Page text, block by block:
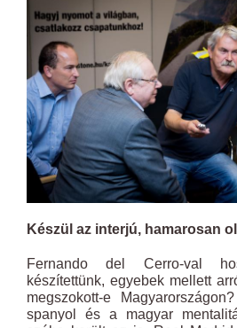
Készül az interjú, hamarosan
Fernando del Cerro-val
készítettünk, egyebek mellett
megszokott-e
spanyol és a magyar